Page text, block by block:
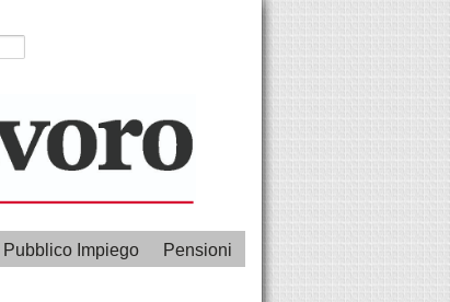
Pubblico Impiego Pensioni